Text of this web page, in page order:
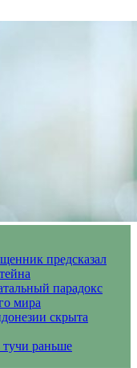
предсказал
парадокс
мира
скрыта
раньше